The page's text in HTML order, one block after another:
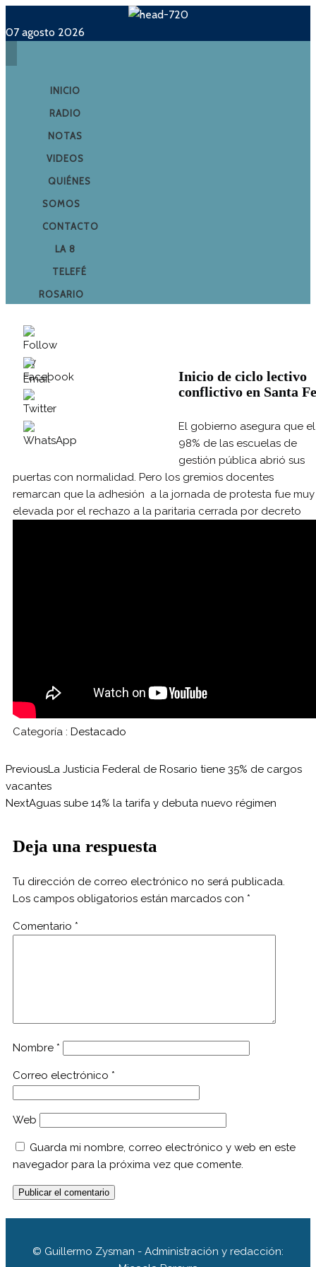
07 agosto 2026
INICIO
RADIO
NOTAS
VIDEOS
QUIÉNES
SOMOS
CONTACTO
LA 8
TELEFÉ
ROSARIO
Inicio de ciclo lectivo
conflictivo en Santa Fe
El gobierno asegura que el
98% de las escuelas de
gestión pública abrió sus
puertas con normalidad. Pero los gremios docentes
remarcan que la adhesión a la jornada de protesta fue muy
elevada por el rechazo a la paritaria cerrada por decreto
Categoría : Destacado
PreviousLa Justicia Federal de Rosario tiene 35% de cargos
vacantes
NextAguas sube 14% la tarifa y debuta nuevo régimen
Deja una respuesta
Tu dirección de correo electrónico no será publicada.
Los campos obligatorios están marcados con *
Comentario *
Nombre *
Correo electrónico *
Web
Guarda mi nombre, correo electrónico y web en este
navegador para la próxima vez que comente.
© Guillermo Zysman - Administración y redacción: